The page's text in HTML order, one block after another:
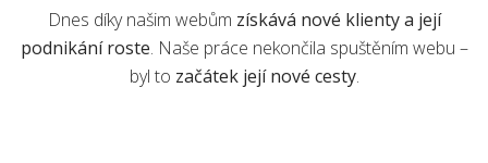
Dnes díky našim webům získává nové klienty a její
podnikání roste. Naše práce nekončila spuštěním webu –
byl to začátek její nové cesty.